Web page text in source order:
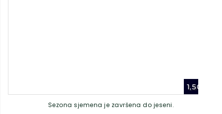
1,50
Sezona sjemena je završena do jeseni.